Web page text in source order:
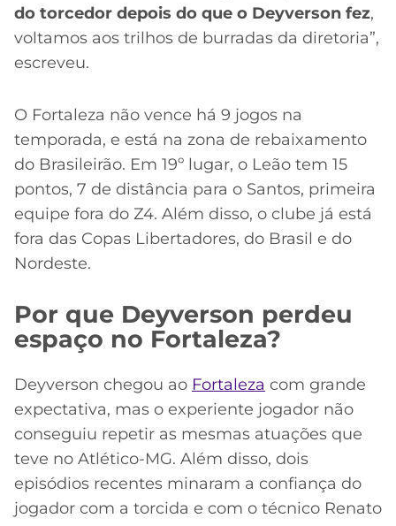
do torcedor depois do que o Deyverson fez,
voltamos aos trilhos de burradas da diretoria”,
escreveu.
O Fortaleza não vence há 9 jogos na
temporada, e está na zona de rebaixamento
do Brasileirão. Em 19º lugar, o Leão tem 15
pontos, 7 de distância para o Santos, primeira
equipe fora do Z4. Além disso, o clube já está
fora das Copas Libertadores, do Brasil e do
Nordeste.
Por que Deyverson perdeu
espaço no Fortaleza?
Deyverson chegou ao Fortaleza com grande
expectativa, mas o experiente jogador não
conseguiu repetir as mesmas atuações que
teve no Atlético-MG. Além disso, dois
episódios recentes minaram a confiança do
jogador com a torcida e com o técnico Renato